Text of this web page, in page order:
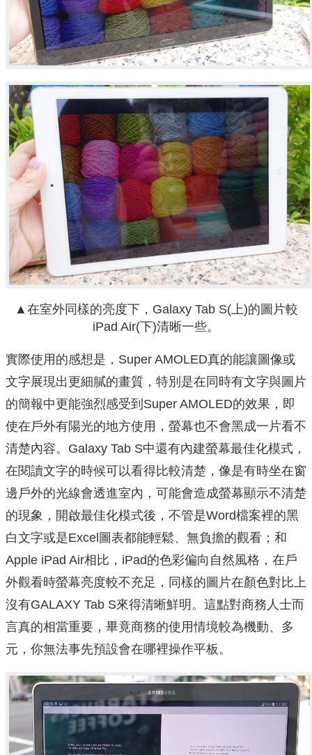
▲在室外同樣的亮度下，Galaxy Tab S(上)的圖片較
iPad Air(下)清晰一些。
實際使用的感想是，Super AMOLED真的能讓圖像或
文字展現出更細膩的畫質，特別是在同時有文字與圖片
的簡報中更能強烈感受到Super AMOLED的效果，即
使在戶外有陽光的地方使用，螢幕也不會黑成一片看不
清楚內容。Galaxy Tab S中還有內建螢幕最佳化模式，
在閱讀文字的時候可以看得比較清楚，像是有時坐在窗
邊戶外的光線會透進室內，可能會造成螢幕顯示不清楚
的現象，開啟最佳化模式後，不管是Word檔案裡的黑
白文字或是Excel圖表都能輕鬆、無負擔的觀看；和
Apple iPad Air相比，iPad的色彩偏向自然風格，在戶
外觀看時螢幕亮度較不充足，同樣的圖片在顏色對比上
沒有GALAXY Tab S來得清晰鮮明。這點對商務人士而
言真的相當重要，畢竟商務的使用情境較為機動、多
元，你無法事先預設會在哪裡操作平板。